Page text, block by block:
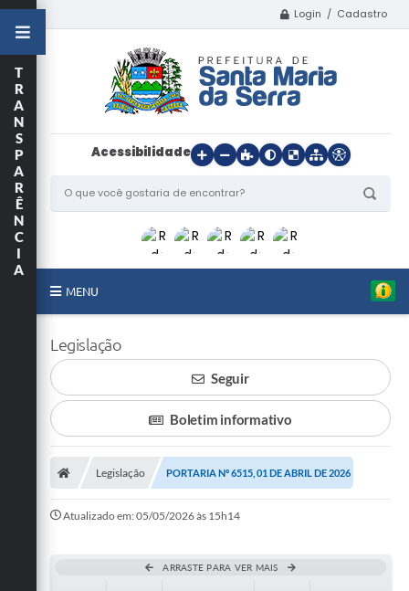
Login / Cadastro
Acessibilidade
MENU
O Município
Departamentos
Turismo
Cultura
Conselhos Municipais
T
R
A
N
S
P
A
R
Ê
N
C
I
A
Legislação
Seguir
Boletim informativo
Legislação PORTARIA Nº 6515, 01 DE ABRIL DE 2026
Atualizado em: 05/05/2026 às 15h14
ARRASTE PARA VER MAIS